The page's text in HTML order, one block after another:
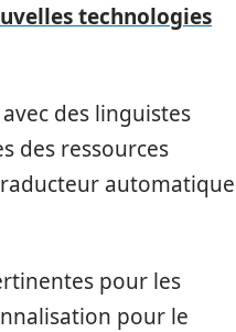
technologies
des linguistes
des ressources
automatique
pour les
pour le